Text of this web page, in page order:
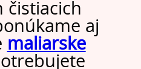
čistiacich
aj
maliarske